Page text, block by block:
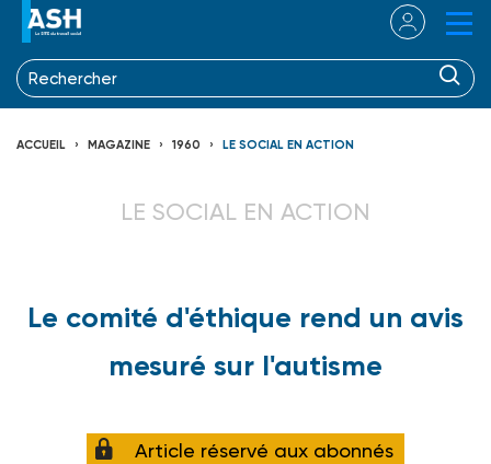
ACCUEIL MAGAZINE 1960 LE SOCIAL EN ACTION
LE SOCIAL EN ACTION
Le comité d'éthique rend un avis
mesuré sur l'autisme
Article réservé aux abonnés